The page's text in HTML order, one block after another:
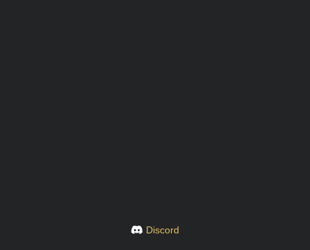
Discord